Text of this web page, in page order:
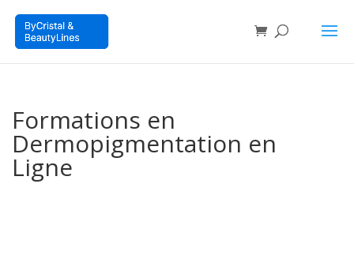
Formations en
Dermopigmentation en
Ligne